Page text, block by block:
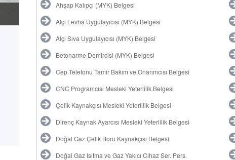
Ahşap Kalıpçı (MYK) Belgesi
Alçı Levha Uygulayıcısı (MYK) Belgesi
Alçı Sıva Uygulayıcısı (MYK) Belgesi
Betonarme Demircisi (MYK) Belgesi
Cep Telefonu Tamir Bakım ve Onarımcısı Belgesi
CNC Programcısı Mesleki Yeterlilik Belgesi
Çelik Kaynakçısı Mesleki Yeterlilik Belgesi
Direnç Kaynak Ayarcısı Mesleki Yeterlilik Belgesi
Doğal Gaz Çelik Boru Kaynakçısı Belgesi
Doğal Gaz Isıtma ve Gaz Yakıcı Cihaz Ser. Pers.